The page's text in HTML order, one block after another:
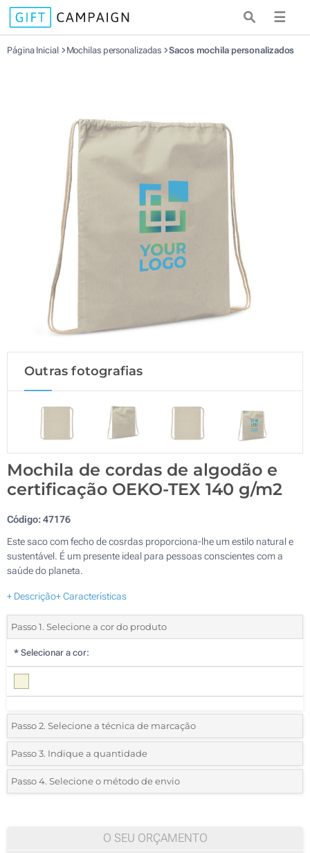
☰
Página Inicial Mochilas personalizadas Sacos mochila personalizados
Outras fotografias
Mochila de cordas de algodão e
certificação OEKO-TEX 140 g/m2
Código:47176
Este saco com fecho de cosrdas proporciona-lhe um estilo natural e
sustentável. É um presente ideal para pessoas conscientes com a
saúde do planeta.
+ Descrição+ Características
Passo 1. Selecione a cor do produto
* Selecionar a cor:
Passo 2. Selecione a técnica de marcação
*Selecione o tipo de marcação e as cores do logotipo:
1 Cor (Num lado)
Passo 3. Indique a quantidade
*Quantidade mínima:50
Passo 4. Selecione o método de envio
O SEU ORÇAMENTO